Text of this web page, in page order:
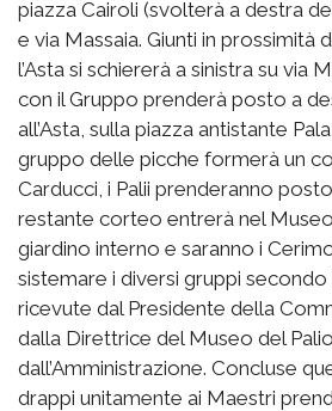
piazza Cairoli (svolterà a destra
e via Massaia. Giunti in prossimità
l’Asta si schiererà a sinistra su via
con il Gruppo prenderà posto a
all’Asta, sulla piazza antistante
gruppo delle picche formerà un
Carducci, i Palii prenderanno
restante corteo entrerà nel
giardino interno e saranno i
sistemare i diversi gruppi secondo
ricevute dal Presidente della
dalla Direttrice del Museo del
dall’Amministrazione. Concluse
drappi unitamente ai Maestri